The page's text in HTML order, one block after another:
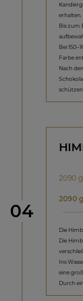
erhalten.
Bis zum
Bei
Farbe
Nach
schützen.
Schritt
04
2090
2090
Die
Die
Ins
eine
Durch